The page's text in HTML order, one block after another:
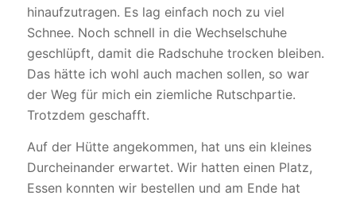
hinaufzutragen. Es lag einfach noch zu viel
Schnee. Noch schnell in die Wechselschuhe
geschlüpft, damit die Radschuhe trocken bleiben.
Das hätte ich wohl auch machen sollen, so war
der Weg für mich ein ziemliche Rutschpartie.
Trotzdem geschafft.
Auf der Hütte angekommen, hat uns ein kleines
Durcheinander erwartet. Wir hatten einen Platz,
Essen konnten wir bestellen und am Ende hat